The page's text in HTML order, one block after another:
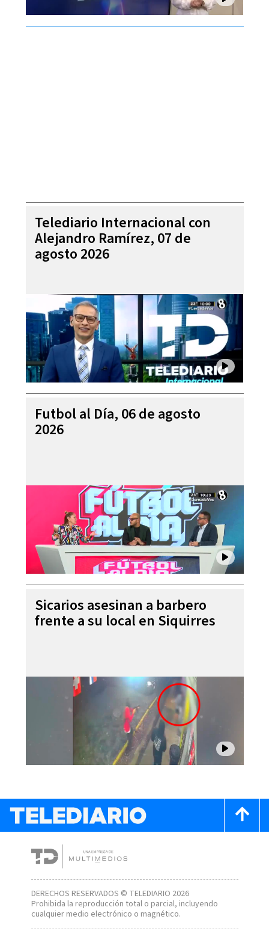
Telediario Internacional con
Alejandro Ramírez, 07 de
agosto 2026
Futbol al Día, 06 de agosto
2026
Sicarios asesinan a barbero
frente a su local en Siquirres
DERECHOS RESERVADOS © TELEDIARIO 2026
Prohibida la reproducción total o parcial, incluyendo
cualquier medio electrónico o magnético.